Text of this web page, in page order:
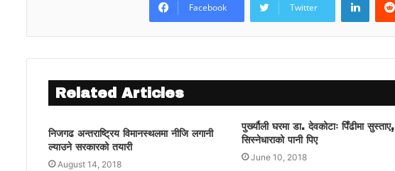
Facebook Twitter
Related Articles
निजगढ अन्तराष्ट्रिय विमानस्थलमा नीजि लगानी
ल्याउने सरकारको तयारी
August 14, 2018
पुर्ख्यौली घरमा डा. देवकोटाः पिँढीमा सुस्ताए,
सिस्नेधाराको पानी पिए
June 10, 2018